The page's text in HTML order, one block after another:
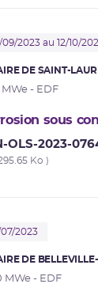
2023 au 12/10/
DE SAINT-
- EDF
sous
OLS-2023-
Ko )
2023
DE
MWe - EDF